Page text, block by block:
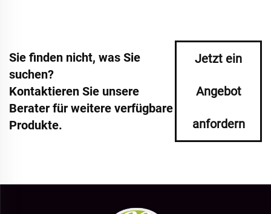
Sie finden nicht, was Sie
suchen?
Kontaktieren Sie unsere
Berater für weitere verfügbare
Produkte.
Jetzt ein
Angebot
anfordern